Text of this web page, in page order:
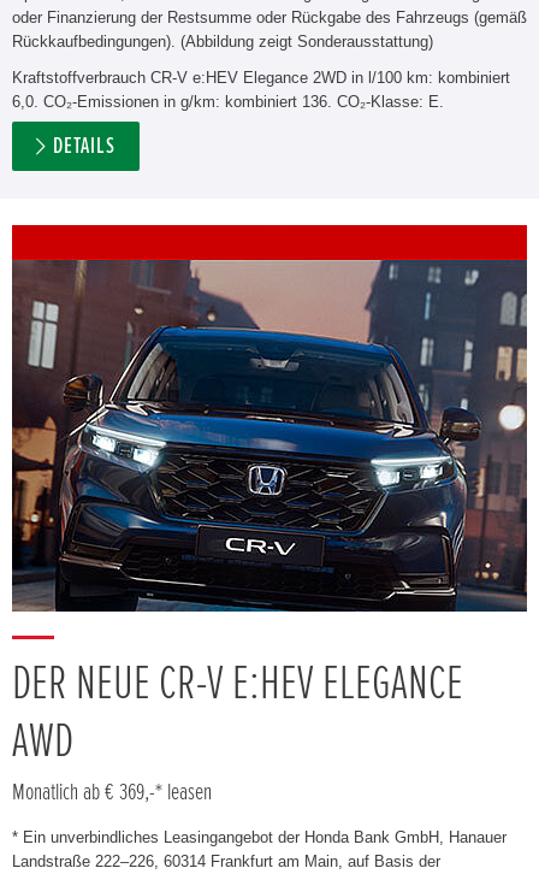
oder Finanzierung der Restsumme oder Rückgabe des Fahrzeugs (gemäß
Rückkaufbedingungen). (Abbildung zeigt Sonderausstattung)
Kraftstoffverbrauch CR-V e:HEV Elegance 2WD in l/100 km: kombiniert
6,0. CO₂-Emissionen in g/km: kombiniert 136. CO₂-Klasse: E.
DETAILS
DER NEUE CR-V E:HEV ELEGANCE
AWD
Monatlich ab € 369,-* leasen
* Ein unverbindliches Leasingangebot der Honda Bank GmbH, Hanauer
Landstraße 222–226, 60314 Frankfurt am Main, auf Basis der